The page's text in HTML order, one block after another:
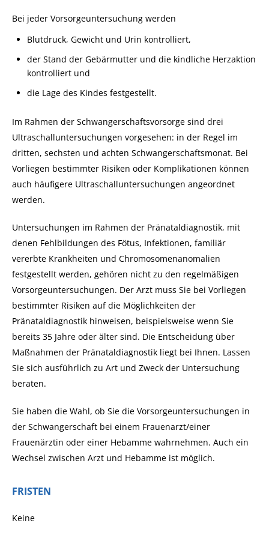
Bei jeder Vorsorgeuntersuchung werden
Blutdruck, Gewicht und Urin kontrolliert,
der Stand der Gebärmutter und die kindliche Herzaktion
kontrolliert und
die Lage des Kindes festgestellt.
Im Rahmen der Schwangerschaftsvorsorge sind drei
Ultraschalluntersuchungen vorgesehen: in der Regel im
dritten, sechsten und achten Schwangerschaftsmonat. Bei
Vorliegen bestimmter Risiken oder Komplikationen können
auch häufigere Ultraschalluntersuchungen angeordnet
werden.
Untersuchungen im Rahmen der Pränataldiagnostik, mit
denen Fehlbildungen des Fötus, Infektionen, familiär
vererbte Krankheiten und Chromosomenanomalien
festgestellt werden, gehören nicht zu den regelmäßigen
Vorsorgeuntersuchungen. Der Arzt muss Sie bei Vorliegen
bestimmter Risiken auf die Möglichkeiten der
Pränataldiagnostik hinweisen, beispielsweise wenn Sie
bereits 35 Jahre oder älter sind. Die Entscheidung über
Maßnahmen der Pränataldiagnostik liegt bei Ihnen. Lassen
Sie sich ausführlich zu Art und Zweck der Untersuchung
beraten.
Sie haben die Wahl, ob Sie die Vorsorgeuntersuchungen in
der Schwangerschaft bei einem Frauenarzt/einer
Frauenärztin oder einer Hebamme wahrnehmen. Auch ein
Wechsel zwischen Arzt und Hebamme ist möglich.
FRISTEN
Keine